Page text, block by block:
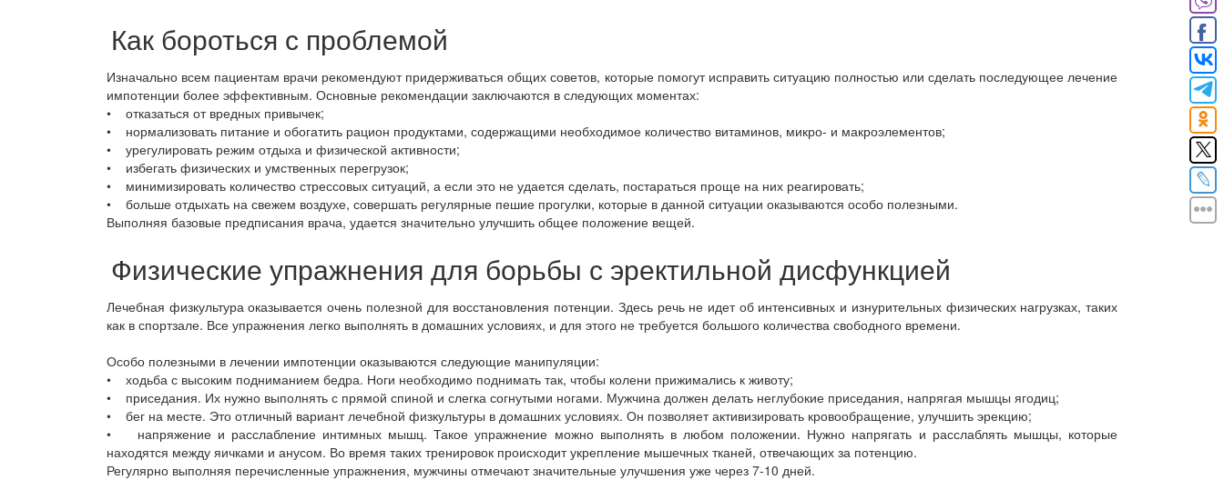
Как бороться с проблемой
Изначально всем пациентам врачи рекомендуют придерживаться общих советов, которые помогут исправить ситуацию полностью или сделать последующее лечение
импотенции более эффективным. Основные рекомендации заключаются в следующих моментах:
• отказаться от вредных привычек;
• нормализовать питание и обогатить рацион продуктами, содержащими необходимое количество витаминов, микро- и макроэлементов;
• урегулировать режим отдыха и физической активности;
• избегать физических и умственных перегрузок;
• минимизировать количество стрессовых ситуаций, а если это не удается сделать, постараться проще на них реагировать;
• больше отдыхать на свежем воздухе, совершать регулярные пешие прогулки, которые в данной ситуации оказываются особо полезными.
Выполняя базовые предписания врача, удается значительно улучшить общее положение вещей.
Физические упражнения для борьбы с эректильной дисфункцией
Лечебная физкультура оказывается очень полезной для восстановления потенции. Здесь речь не идет об интенсивных и изнурительных физических нагрузках, таких
как в спортзале. Все упражнения легко выполнять в домашних условиях, и для этого не требуется большого количества свободного времени.
Особо полезными в лечении импотенции оказываются следующие манипуляции:
• ходьба с высоким подниманием бедра. Ноги необходимо поднимать так, чтобы колени прижимались к животу;
• приседания. Их нужно выполнять с прямой спиной и слегка согнутыми ногами. Мужчина должен делать неглубокие приседания, напрягая мышцы ягодиц;
• бег на месте. Это отличный вариант лечебной физкультуры в домашних условиях. Он позволяет активизировать кровообращение, улучшить эрекцию;
• напряжение и расслабление интимных мышц. Такое упражнение можно выполнять в любом положении. Нужно напрягать и расслаблять мышцы, которые
находятся между яичками и анусом. Во время таких тренировок происходит укрепление мышечных тканей, отвечающих за потенцию.
Регулярно выполняя перечисленные упражнения, мужчины отмечают значительные улучшения уже через 7-10 дней.